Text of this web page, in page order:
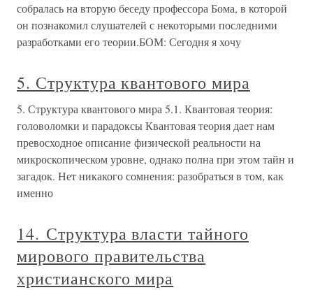
собралась на вторую беседу профессора Бома, в которой
он познакомил слушателей с некоторыми последними
разработками его теории.БОМ: Сегодня я хочу
5. Структура квантового мира
5. Структура квантового мира 5.1. Квантовая теория:
головоломки и парадоксы Квантовая теория дает нам
превосходное описание физической реальности на
микроскопическом уровне, однако полна при этом тайн и
загадок. Нет никакого сомнения: разобраться в том, как
именно
14. Структура власти тайного
мирового правительства
христианского мира